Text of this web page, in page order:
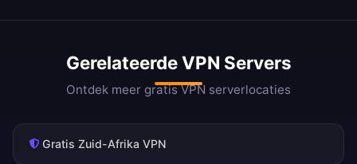
Gerelateerde VPN Servers
Ontdek meer gratis VPN serverlocaties
Gratis Zuid-Afrika VPN